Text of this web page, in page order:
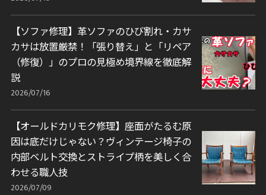
【ソファ修理】革ソファのひび割れ・カサ
カサは放置厳禁！「張り替え」と「リペア
（修復）」のプロの見極め境界線を徹底解
説
2026/07/16
【オールドカリモク修理】座面がたるむ原
因は底だけじゃない？ヴィンテージ椅子の
内部ベルト交換とストライプ柄を美しく合
わせる職人技
2026/07/09